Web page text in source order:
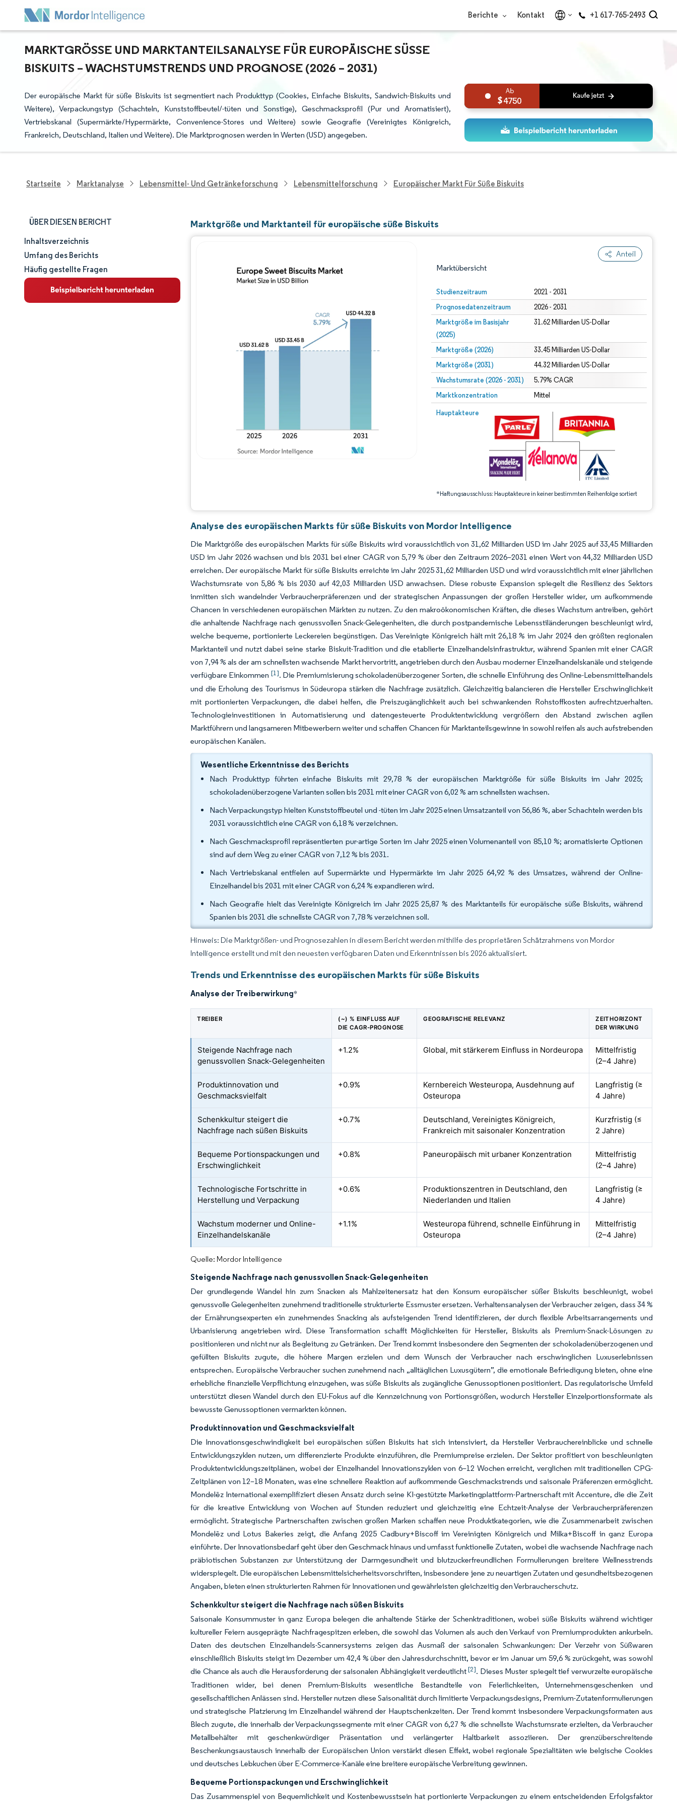
Berichte Kontakt +1 617-765-2493
MARKTGRÖSSE UND MARKTANTEILSANALYSE FÜR EUROPÄISCHE SÜSSE BI
SKUITS – WACHSTUMSTRENDS UND PROGNOSE (2026 – 2031)
Der europäische Markt für süße Biskuits ist segmentiert nach Produkttyp (Cookies, Einfache Biskuits, Sandwich-Biskuits und
Weitere), Verpackungstyp (Schachteln, Kunststoffbeutel/-tüten und Sonstige), Geschmacksprofil (Pur und Aromatisiert),
Vertriebskanal (Supermärkte/Hypermärkte, Convenience-Stores und Weitere) sowie Geografie (Vereinigtes Königreich,
Frankreich, Deutschland, Italien und Weitere). Die Marktprognosen werden in Werten (USD) angegeben.
4750
Startseite Marktanalyse Lebensmittel- Und Getränkeforschung Lebensmittelforschung Europäischer Markt Für Süße Biskuits
ÜBER DIESEN BERICHT
Marktgröße und -anteil
Marktanalyse
Trends und Einblicke
Inhaltsverzeichnis
Umfang des Berichts
Häufig gestellte Fragen
Marktgröße und Marktanteil für europäische süße Biskuits
Anteil
Marktübersicht
Studienzeitraum 2021 - 2031
Prognosedatenzeitraum 2026 - 2031
Marktgröße im Basisjahr
(2025)
31.62 Milliarden US-Dollar
Marktgröße (2026) 33.45 Milliarden US-Dollar
Marktgröße (2031) 44.32 Milliarden US-Dollar
Wachstumsrate (2026 - 2031) 5.79% CAGR
Marktkonzentration Mittel
Hauptakteure
*Haftungsausschluss: Hauptakteure in keiner bestimmten Reihenfolge sortiert
Bild © Mordor Intelligence. Wiederverwendung erfordert Namensnennung gemäß CC BY 4.0.
Bild © Mordor Intelligence. Wiederverwendung erfordert Namensnennung gemäß CC BY 4.0.
Analyse des europäischen Markts für süße Biskuits von Mordor Intelligence
Die Marktgröße des europäischen Markts für süße Biskuits wird voraussichtlich von 31,62 Milliarden USD im Jahr 2025 auf 33,45 Milliarden
USD im Jahr 2026 wachsen und bis 2031 bei einer CAGR von 5,79 % über den Zeitraum 2026–2031 einen Wert von 44,32 Milliarden USD
erreichen. Der europäische Markt für süße Biskuits erreichte im Jahr 2025 31,62 Milliarden USD und wird voraussichtlich mit einer jährlichen
Wachstumsrate von 5,86 % bis 2030 auf 42,03 Milliarden USD anwachsen. Diese robuste Expansion spiegelt die Resilienz des Sektors
inmitten sich wandelnder Verbraucherpräferenzen und der strategischen Anpassungen der großen Hersteller wider, um aufkommende
Chancen in verschiedenen europäischen Märkten zu nutzen. Zu den makroökonomischen Kräften, die dieses Wachstum antreiben, gehört
die anhaltende Nachfrage nach genussvollen Snack-Gelegenheiten, die durch postpandemische Lebensstiländerungen beschleunigt wird,
welche bequeme, portionierte Leckereien begünstigen. Das Vereinigte Königreich hält mit 26,18 % im Jahr 2024 den größten regionalen
Marktanteil und nutzt dabei seine starke Biskuit-Tradition und die etablierte Einzelhandelsinfrastruktur, während Spanien mit einer CAGR
von 7,94 % als der am schnellsten wachsende Markt hervortritt, angetrieben durch den Ausbau moderner Einzelhandelskanäle und steigende
verfügbare Einkommen [1]. Die Premiumisierung schokoladenüberzogener Sorten, die schnelle Einführung des Online-Lebensmittelhandels
und die Erholung des Tourismus in Südeuropa stärken die Nachfrage zusätzlich. Gleichzeitig balancieren die Hersteller Erschwinglichkeit
mit portionierten Verpackungen, die dabei helfen, die Preiszugänglichkeit auch bei schwankenden Rohstoffkosten aufrechtzuerhalten.
Technologieinvestitionen in Automatisierung und datengesteuerte Produktentwicklung vergrößern den Abstand zwischen agilen
Marktführern und langsameren Mitbewerbern weiter und schaffen Chancen für Marktanteilsgewinne in sowohl reifen als auch aufstrebenden
europäischen Kanälen.
Wesentliche Erkenntnisse des Berichts
Nach Produkttyp führten einfache Biskuits mit 29,78 % der europäischen Marktgröße für süße Biskuits im Jahr 2025;
schokoladenüberzogene Varianten sollen bis 2031 mit einer CAGR von 6,02 % am schnellsten wachsen.
Nach Verpackungstyp hielten Kunststoffbeutel und -tüten im Jahr 2025 einen Umsatzanteil von 56,86 %, aber Schachteln werden bis
2031 voraussichtlich eine CAGR von 6,18 % verzeichnen.
Nach Geschmacksprofil repräsentierten pur-artige Sorten im Jahr 2025 einen Volumenanteil von 85,10 %; aromatisierte Optionen
sind auf dem Weg zu einer CAGR von 7,12 % bis 2031.
Nach Vertriebskanal entfielen auf Supermärkte und Hypermärkte im Jahr 2025 64,92 % des Umsatzes, während der Online-
Einzelhandel bis 2031 mit einer CAGR von 6,24 % expandieren wird.
Nach Geografie hielt das Vereinigte Königreich im Jahr 2025 25,87 % des Marktanteils für europäische süße Biskuits, während
Spanien bis 2031 die schnellste CAGR von 7,78 % verzeichnen soll.
Hinweis: Die Marktgrößen- und Prognosezahlen in diesem Bericht werden mithilfe des proprietären Schätzrahmens von Mordor
Intelligence erstellt und mit den neuesten verfügbaren Daten und Erkenntnissen bis 2026 aktualisiert.
Trends und Erkenntnisse des europäischen Markts für süße Biskuits
Analyse der Treiberwirkung*
TREIBER
(~) % EINFLUSS AUF
DIE CAGR-PROGNOSE
GEOGRAFISCHE RELEVANZ
ZEITHORIZONT
DER WIRKUNG
Steigende Nachfrage nach
genussvollen Snack-Gelegenheiten
+1.2% Global, mit stärkerem Einfluss in Nordeuropa
Mittelfristig
(2–4 Jahre)
Produktinnovation und
Geschmacksvielfalt
+0.9%
Kernbereich Westeuropa, Ausdehnung auf
Osteuropa
Langfristig (≥
4 Jahre)
Schenkkultur steigert die
Nachfrage nach süßen Biskuits
+0.7%
Deutschland, Vereinigtes Königreich,
Frankreich mit saisonaler Konzentration
Kurzfristig (≤
2 Jahre)
Bequeme Portionspackungen und
Erschwinglichkeit
+0.8% Paneuropäisch mit urbaner Konzentration
Mittelfristig
(2–4 Jahre)
Technologische Fortschritte in
Herstellung und Verpackung
+0.6%
Produktionszentren in Deutschland, den
Niederlanden und Italien
Langfristig (≥
4 Jahre)
Wachstum moderner und Online-
Einzelhandelskanäle
+1.1%
Westeuropa führend, schnelle Einführung in
Osteuropa
Mittelfristig
(2–4 Jahre)
Quelle: Mordor Intelligence
Steigende Nachfrage nach genussvollen Snack-Gelegenheiten
Der grundlegende Wandel hin zum Snacken als Mahlzeitenersatz hat den Konsum europäischer süßer Biskuits beschleunigt, wobei
genussvolle Gelegenheiten zunehmend traditionelle strukturierte Essmuster ersetzen. Verhaltensanalysen der Verbraucher zeigen, dass 34 %
der Ernährungsexperten ein zunehmendes Snacking als aufsteigenden Trend identifizieren, der durch flexible Arbeitsarrangements und
Urbanisierung angetrieben wird. Diese Transformation schafft Möglichkeiten für Hersteller, Biskuits als Premium-Snack-Lösungen zu
positionieren und nicht nur als Begleitung zu Getränken. Der Trend kommt insbesondere den Segmenten der schokoladenüberzogenen und
gefüllten Biskuits zugute, die höhere Margen erzielen und dem Wunsch der Verbraucher nach erschwinglichen Luxuserlebnissen
entsprechen. Europäische Verbraucher suchen zunehmend nach „alltäglichen Luxusgütern”, die emotionale Befriedigung bieten, ohne eine
erhebliche finanzielle Verpflichtung einzugehen, was süße Biskuits als zugängliche Genussoptionen positioniert. Das regulatorische Umfeld
unterstützt diesen Wandel durch den EU-Fokus auf die Kennzeichnung von Portionsgrößen, wodurch Hersteller Einzelportionsformate als
bewusste Genussoptionen vermarkten können.
Produktinnovation und Geschmacksvielfalt
Die Innovationsgeschwindigkeit bei europäischen süßen Biskuits hat sich intensiviert, da Hersteller Verbrauchereinblicke und schnelle
Entwicklungszyklen nutzen, um differenzierte Produkte einzuführen, die Premiumpreise erzielen. Der Sektor profitiert von beschleunigten
Produktentwicklungszeitplänen, wobei der Einzelhandel Innovationszyklen von 6–12 Wochen erreicht, verglichen mit traditionellen CPG-
Zeitplänen von 12–18 Monaten, was eine schnellere Reaktion auf aufkommende Geschmackstrends und saisonale Präferenzen ermöglicht.
Mondelēz International exemplifiziert diesen Ansatz durch seine KI-gestützte Marketingplattform-Partnerschaft mit Accenture, die die Zeit
für die kreative Entwicklung von Wochen auf Stunden reduziert und gleichzeitig eine Echtzeit-Analyse der Verbraucherpräferenzen
ermöglicht. Strategische Partnerschaften zwischen großen Marken schaffen neue Produktkategorien, wie die Zusammenarbeit zwischen
Mondelēz und Lotus Bakeries zeigt, die Anfang 2025 Cadbury+Biscoff im Vereinigten Königreich und Milka+Biscoff in ganz Europa
einführte. Der Innovationsbedarf geht über den Geschmack hinaus und umfasst funktionelle Zutaten, wobei die wachsende Nachfrage nach
präbiotischen Substanzen zur Unterstützung der Darmgesundheit und blutzuckerfreundlichen Formulierungen breitere Wellnesstrends
widerspiegelt. Die europäischen Lebensmittelsicherheitsvorschriften, insbesondere jene zu neuartigen Zutaten und gesundheitsbezogenen
Angaben, bieten einen strukturierten Rahmen für Innovationen und gewährleisten gleichzeitig den Verbraucherschutz.
Schenkkultur steigert die Nachfrage nach süßen Biskuits
Saisonale Konsummuster in ganz Europa belegen die anhaltende Stärke der Schenktraditionen, wobei süße Biskuits während wichtiger
kultureller Feiern ausgeprägte Nachfragespitzen erleben, die sowohl das Volumen als auch den Verkauf von Premiumprodukten ankurbeln.
Daten des deutschen Einzelhandels-Scannersystems zeigen das Ausmaß der saisonalen Schwankungen: Der Verzehr von Süßwaren
einschließlich Biskuits steigt im Dezember um 42,4 % über den Jahresdurchschnitt, bevor er im Januar um 59,6 % zurückgeht, was sowohl
die Chance als auch die Herausforderung der saisonalen Abhängigkeit verdeutlicht[2]. Dieses Muster spiegelt tief verwurzelte europäische
Traditionen wider, bei denen Premium-Biskuits wesentliche Bestandteile von Feierlichkeiten, Unternehmensgeschenken und
gesellschaftlichen Anlässen sind. Hersteller nutzen diese Saisonalität durch limitierte Verpackungsdesigns, Premium-Zutatenformulierungen
und strategische Platzierung im Einzelhandel während der Hauptschenkzeiten. Der Trend kommt insbesondere Verpackungsformaten aus
Blech zugute, die innerhalb der Verpackungssegmente mit einer CAGR von 6,27 % die schnellste Wachstumsrate erzielten, da Verbraucher
Metallbehälter mit geschenkwürdiger Präsentation und verlängerter Haltbarkeit assoziieren. Der grenzüberschreitende
Beschenkungsaustausch innerhalb der Europäischen Union verstärkt diesen Effekt, wobei regionale Spezialitäten wie belgische Cookies
und deutsches Lebkuchen über E-Commerce-Kanäle eine breitere europäische Verbreitung gewinnen.
Bequeme Portionspackungen und Erschwinglichkeit
Das Zusammenspiel von Bequemlichkeit und Kostenbewusstsein hat portionierte Verpackungen zu einem entscheidenden Erfolgsfaktor